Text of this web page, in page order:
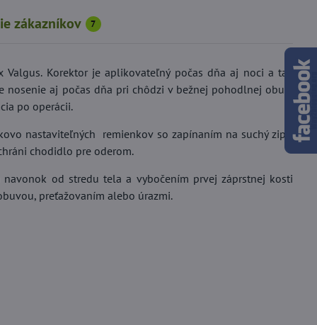
zákazníkov 7
Korektor je aplikovateľný počas dňa aj noci a tak
aj počas dňa pri chôdzi v bežnej pohodlnej obuvi
po operácii.
nastaviteľných remienkov so zapínaním na suchý zips.
chodidlo pre oderom.
od stredu tela a vybočením prvej záprstnej kosti
preťažovaním alebo úrazmi.